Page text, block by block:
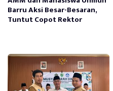
Barru Aksi Besar-Besaran,
Tuntut Copot Rektor